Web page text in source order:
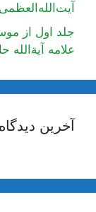
جلد اول از
علامه
آخرین